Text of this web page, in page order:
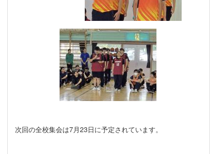
次回の全校集会は7月23日に予定されています。